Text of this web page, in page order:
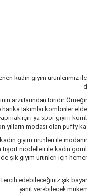
kadın giyim ürünlerimiz
arzularından biridir.
takımlar kombinler
için ya spor giyim
yılların modası olan
giyim ürünleri ile
tişört modelleri ile kadın
şık giyim ürünleri için
edebileceğiniz şık
yanıt verebilecek